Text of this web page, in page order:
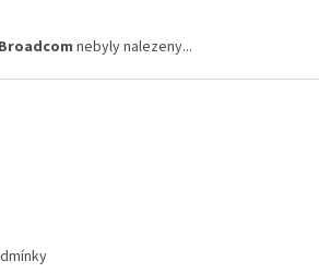
Broadcom nebyly nalezeny...